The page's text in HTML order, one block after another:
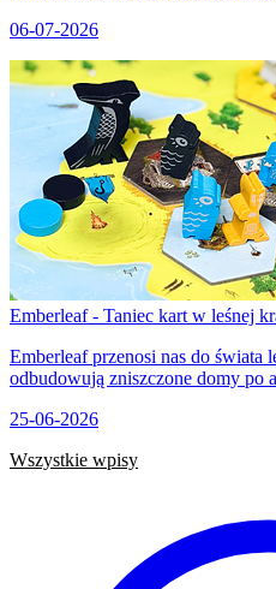
06-07-2026
Emberleaf - Taniec kart w leśnej
Emberleaf przenosi nas do świata
odbudowują zniszczone domy po
25-06-2026
Wszystkie wpisy